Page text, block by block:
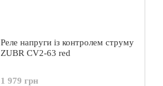
Реле напруги із контролем струму
ZUBR CV2-63 red
1 979 грн